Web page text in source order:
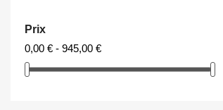
Prix
0,00 € - 945,00 €